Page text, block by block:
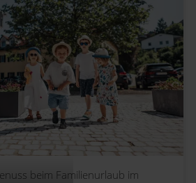
beim Familienurlaub im